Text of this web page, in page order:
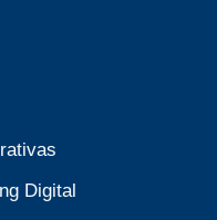
Digital